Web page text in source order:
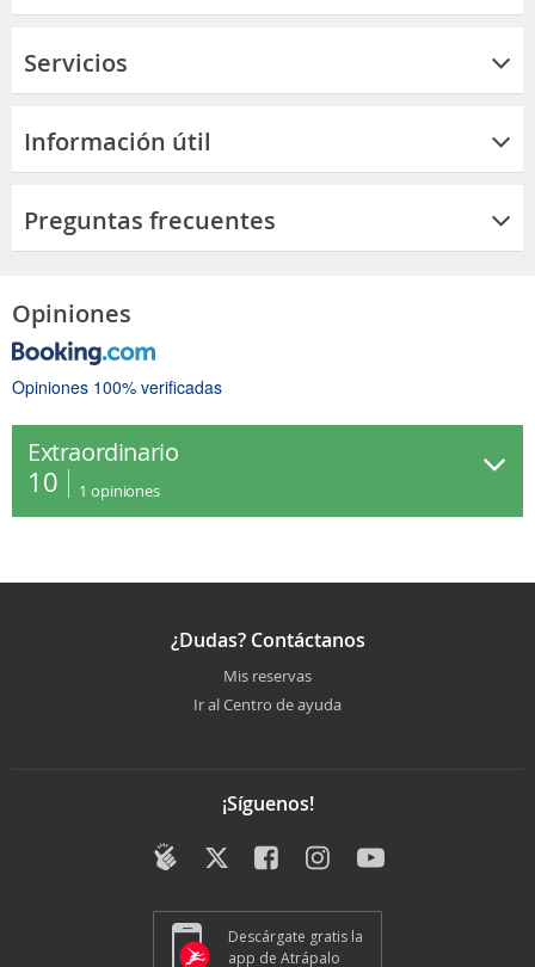
Servicios
Información útil
Preguntas frecuentes
Opiniones
Opiniones 100% verificadas
Extraordinario
10 1 opiniones
¿Dudas? Contáctanos
Mis reservas
Ir al Centro de ayuda
¡Síguenos!
Descárgate gratis la
app de Atrápalo